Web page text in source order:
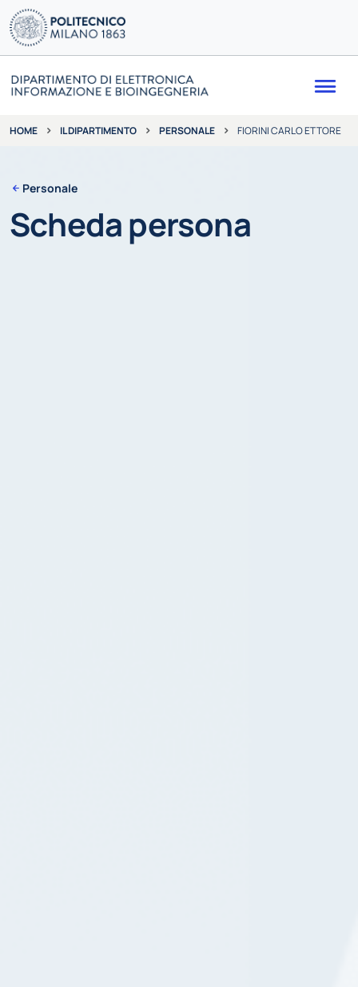
HOME IL DIPARTIMENTO PERSONALE FIORINI CARLO ETTORE
Personale
Scheda persona